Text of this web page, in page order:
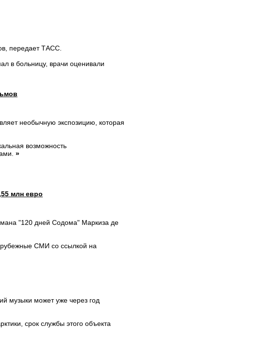
передает ТАСС.
в больницу, врачи оценивали
необычную экспозицию, которая
возможность
»
млн евро
"120 дней Содома" Маркиза де
СМИ со ссылкой на
музыки может уже через год
срок службы этого объекта